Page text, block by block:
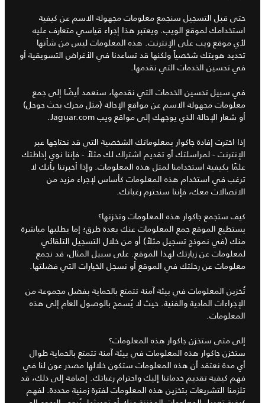
حتى قبل التسجيل سنجمع معلومات مجهولة الاسم عن كيفية
استخدامك لموقع الويب. ويعتبر هذا إجراء قياسي متعارف عليه
لأي موقع ويب على الإنترنت. هذه المعلومات ليس من شأنها
تحديد هويتك شخصياً ولكنها قد تساعدنا في الأغراض التسويقية أو
في تحسين الخدمات التي نقدمها.
في سبيل تحسين الخدمات التي نقدمها، سنعمد أيضًا إلى جمع
معلومات مجهولة الاسم عن مواقع الإحالة (مثل محرك بحث جوجل)
أو شعار الإحالة الذي يوجهك إلى مواقع ويب Jaguar.com.
إذا اخترت إفادة جاكوار بمعلوماتك الشخصية التي قد نحتاجها عبر
الإنترنت - لمراسلتك أو تقديم اشتراك لك مثلاً - فإننا نوي إحاطتك
علمًا بكيفية استخدامنا لمثل هذه المعلومات. وإذا أخبرتنا بأنك لا
ترغب في استخدام هذه المعلومات كأساس لإجراء مزيد من
الاتصالات معك، فإننا سنحترم رغباتك.
كيف ستجمع جاكوار هذه المعلومات وتخزنها؟
يستطيع الموقع جمع المعلومات عنك بعدة طرق؛ إما بطلبها مباشرة
منك (في نموذج تسجيل مثلاً) أو من خلال التسجيل التلقائي
لمعلومات عن زيارتك لهذا الموقع. على سبيل المثال، قد نجمع
معلومات عن رحلتك في الموقع أو نسجل الخيارات التي فضلتها.
تُخزين المعلومات في بيئة آمنة تتمتع بالحماية بفضل مجموعة من
الإجراءات المادية والفنية. حيث لا يُسمح بالوصول العام إلى هذه
المعلومات.
إلى متى ستخزن جاكوار هذه المعلومات؟
ستخزن جاكوار هذه المعلومات في بيئة آمنة تتمتع بالحماية طوال
أي مدة نعتقد أن هذه المعلومات ستكون خلالها مصدر عون لنا في
فهم كيفية تقديم خدماتنا إليك واحترام رغباتك. إضافة إلى ذلك، قد
تلزمنا التشريعات بتخزين هذه المعلومات لفترة زمنية محددة. لفهم